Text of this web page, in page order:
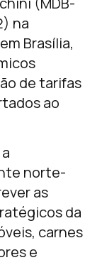
na
Brasília,
de tarifas
ao
norte-
as
da
carnes
e